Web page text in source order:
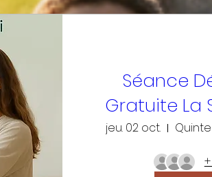
Séance
Gratuite La
jeu. 02 oct.